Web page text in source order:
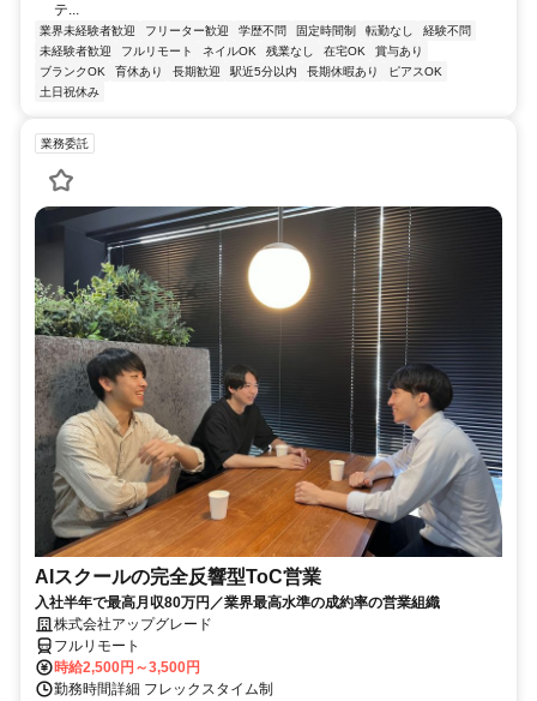
テ...
業界未経験者歓迎 フリーター歓迎 学歴不問 固定時間制 転勤なし
経験不問
未経験者歓迎
フルリモート ネイルOK 残業なし 在宅OK
賞与あり
ブランクOK
育休あり 長期歓迎 駅近5分以内 長期休暇あり
ピアスOK
土日祝休み
業務委託
AIスクールの完全反響型ToC営業
入社半年で最高月収80万円／業界最高水準の成約率の営業組織
株式会社アップグレード
フルリモート
時給2,500円～3,500円
勤務時間詳細 フレックスタイム制